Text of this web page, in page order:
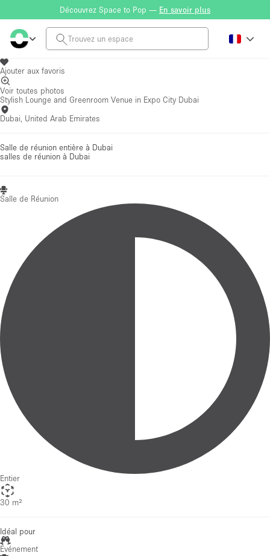
Découvrez Space to Pop — En savoir plus
Ajouter aux favoris
Voir toutes photos
Stylish Lounge and Greenroom Venue in Expo City Dubai
Dubai, United Arab Emirates
Salle de réunion entière à Dubai
salles de réunion à Dubai
Salle de Réunion
Entier
30 m²
Idéal pour
Événement